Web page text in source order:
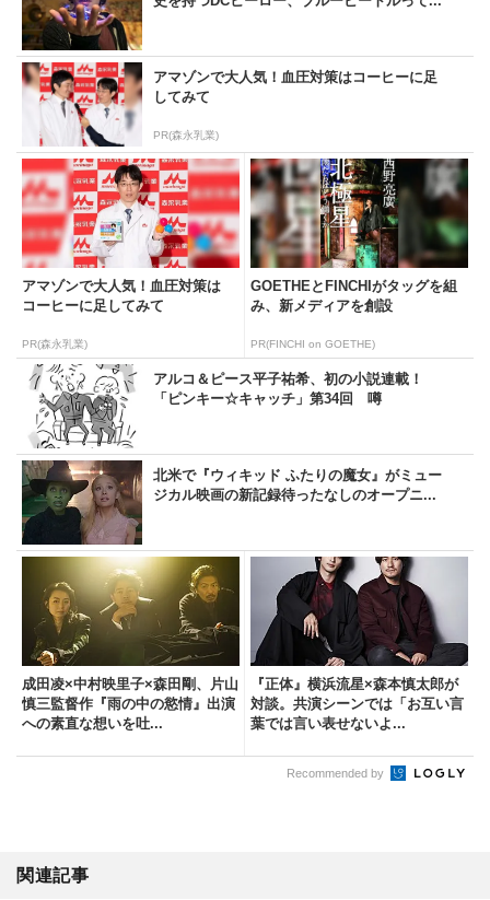
アマゾンで大人気！血圧対策はコーヒーに足
してみて
PR(森永乳業)
アマゾンで大人気！血圧対策は
コーヒーに足してみて
PR(森永乳業)
GOETHEとFINCHIがタッグを組
み、新メディアを創設
PR(FINCHI on GOETHE)
アルコ＆ピース平子祐希、初の小説連載！
「ピンキー☆キャッチ」第34回 噂
北米で『ウィキッド ふたりの魔女』がミュー
ジカル映画の新記録待ったなしのオープニ...
成田凌×中村映里子×森田剛、片山
慎三監督作『雨の中の慾情』出演
への素直な想いを吐...
『正体』横浜流星×森本慎太郎が
対談。共演シーンでは「お互い言
葉では言い表せないよ...
Recommended by
関連記事